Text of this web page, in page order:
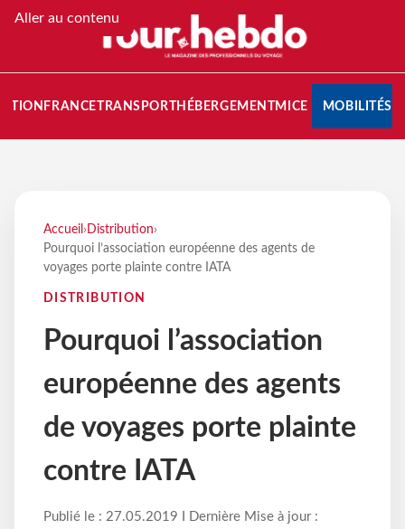
Aller au contenu
FRANCETRANSPORT HÉBERGEMENTMICE MOBILITÉS
Accueil › Distribution›
Pourquoi l’association européenne des agents de
voyages porte plainte contre IATA
DISTRIBUTION
Pourquoi l’association
européenne des agents
de voyages porte plainte
contre IATA
Publié le : 27.05.2019 I Dernière Mise à jour :